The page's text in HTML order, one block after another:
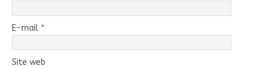
E-mail *
Site web